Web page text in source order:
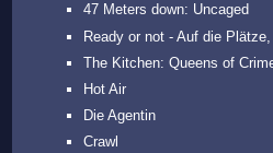
47 Meters down: Uncaged
Ready or not - Auf die
The Kitchen: Queens of
Hot Air
Die Agentin
Crawl